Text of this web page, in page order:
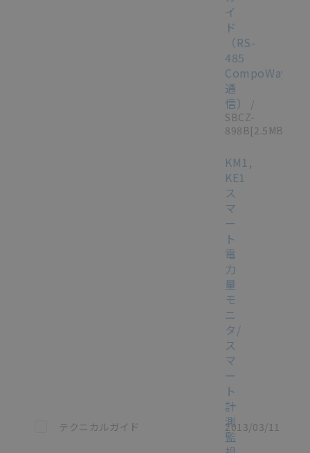
イ
ド
（RS-
485
CompoWay/F
通
信）
/
SBCZ-
898B[2.5MB]
この資料を選択
テクニカルガイド
KM1,
KE1
ス
マ
ー
ト
電
力
量
モ
ニ
タ/
ス
マ
ー
ト
計
測
監
2013/03/11